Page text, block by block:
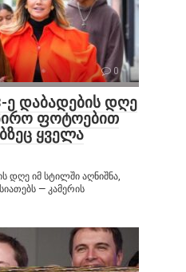
0
ე დაბადების დღე
ფოტოებით
ყველა
დღე იმ სტილში აღნიშნა,
— კამერის